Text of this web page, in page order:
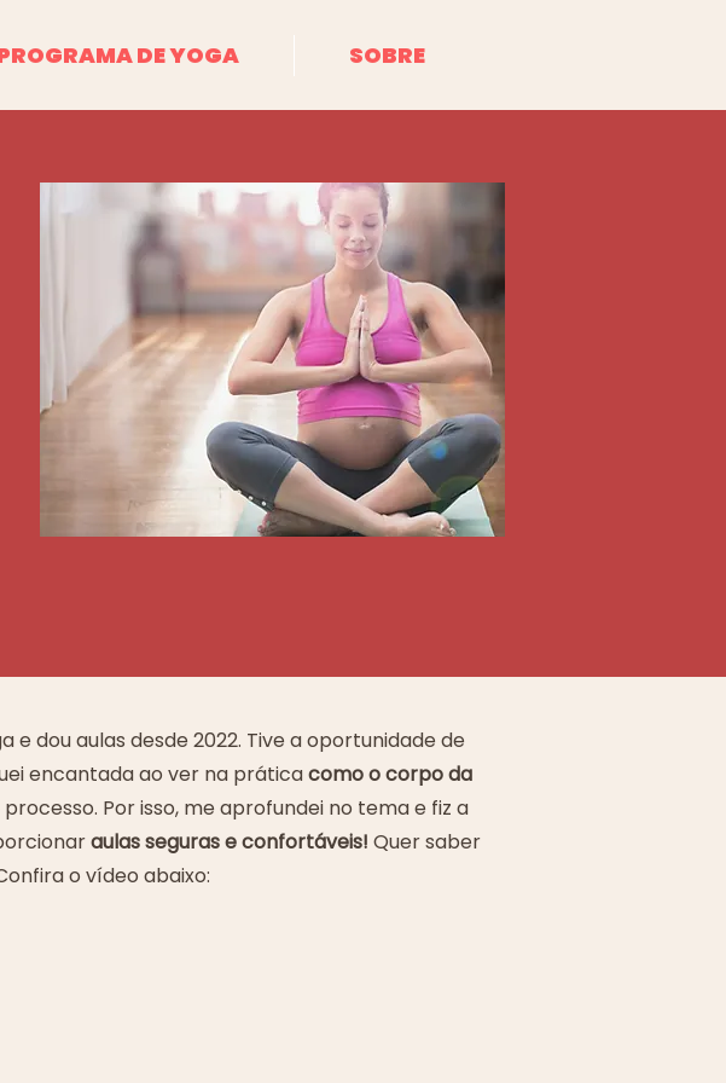
DE YOGA SOBRE
dou aulas desde 2022. Tive a oportunidade de
encantada ao ver na práticacomo o corpo da
processo. Por isso, me aprofundei no tema e fiz a
aulas seguras e confortáveis! Quer saber
o vídeo abaixo: